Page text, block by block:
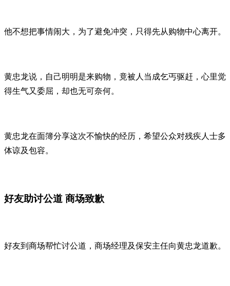
他不想把事情闹大，为了避免冲突，只得先从购物中心离开。
黄忠龙说，自己明明是来购物，竟被人当成乞丐驱赶，心里觉
得生气又委屈，却也无可奈何。
黄忠龙在面簿分享这次不愉快的经历，希望公众对残疾人士多
体谅及包容。
好友助讨公道 商场致歉
好友到商场帮忙讨公道，商场经理及保安主任向黄忠龙道歉。